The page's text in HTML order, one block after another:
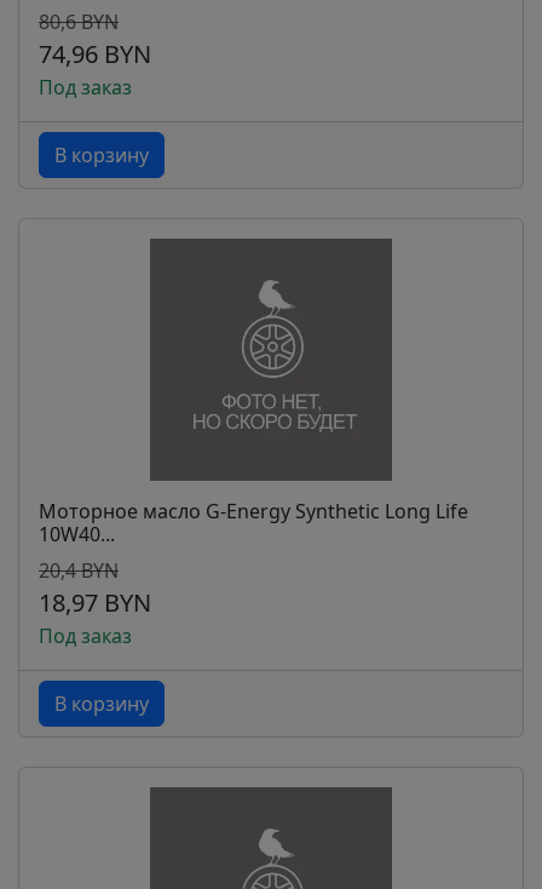
80,6 BYN
74,96 BYN
Под заказ
В корзину
Моторное масло G-Energy Synthetic Long Life
10W40...
20,4 BYN
18,97 BYN
Под заказ
В корзину